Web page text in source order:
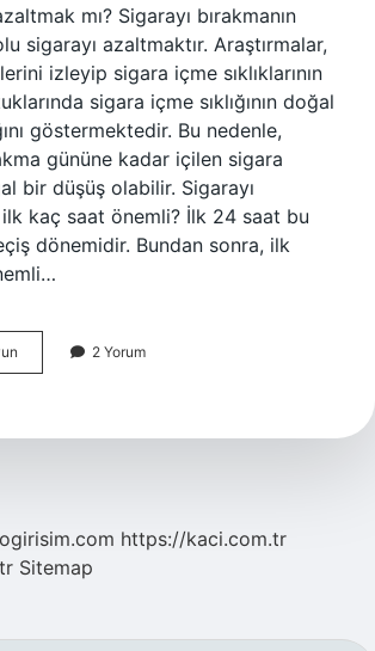
mı? Sigarayı bırakmanın
sigarayı azaltmaktır. Araştırmalar,
izleyip sigara içme sıklıklarının
sigara içme sıklığının doğal
göstermektedir. Bu nedenle,
gününe kadar içilen sigara
bir düşüş olabilir. Sigarayı
ilk kaç saat önemli? İlk 24 saat bu
dönemidir. Bundan sonra, ilk
Sigarayı
Bir
Mı
2 Yorum
https://kaci.com.tr
Sitemap